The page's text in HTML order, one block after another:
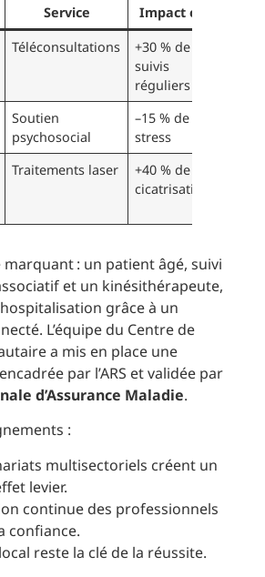
Service
Impact clé
Téléconsultations
+30 % de
suivis
réguliers
Soutien
psychosocial
–15 % de
stress
Traitements laser
+40 % de
cicatrisation
: un patient âgé, suivi
et un kinésithérapeute,
grâce à un
L’équipe du Centre de
a mis en place une
par l’ARS et validée par
d’Assurance Maladie.
:
multisectoriels créent un
levier.
continue des professionnels
confiance.
reste la clé de la réussite.